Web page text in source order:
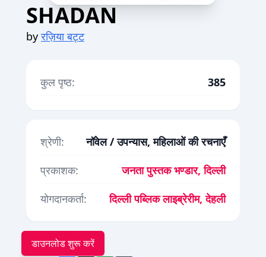
SHADAN
byरज़िया बट्ट
कुल पृष्ठ: 385
श्रेणी:
नॉवेल / उपन्यास, महिलाओं की रचनाएँ
प्रकाशक:
जनता पुस्तक भण्डार, दिल्ली
योगदानकर्ता:
दिल्ली पब्लिक लाइब्रेरीम, देहली
डाउनलोड शुरू करें